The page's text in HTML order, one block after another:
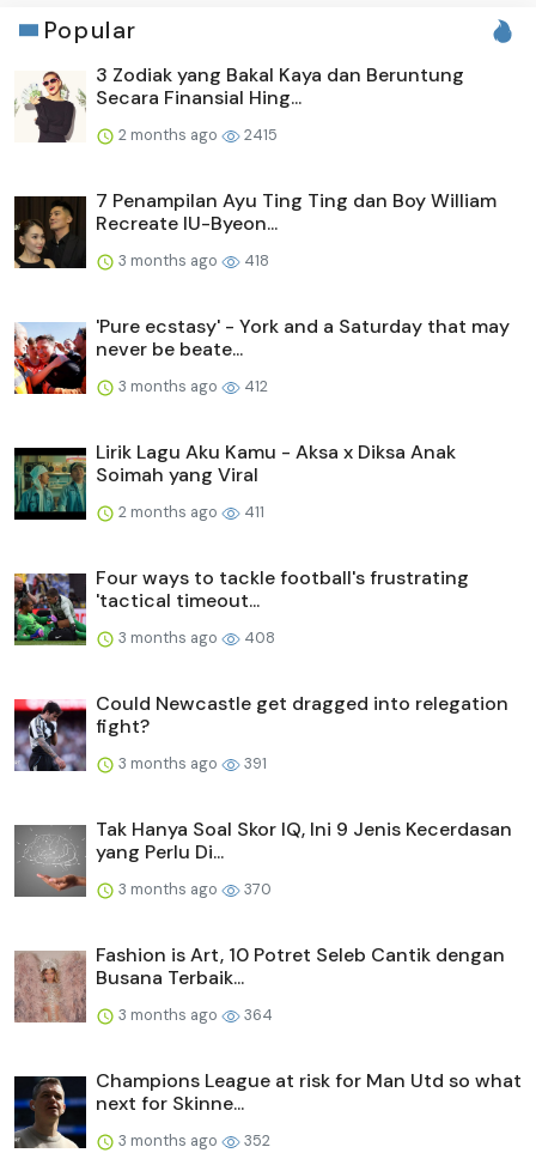
Popular
3 Zodiak yang Bakal Kaya dan Beruntung
Secara Finansial Hing...
2 months ago 2415
7 Penampilan Ayu Ting Ting dan Boy William
Recreate IU-Byeon...
3 months ago 418
'Pure ecstasy' - York and a Saturday that may
never be beate...
3 months ago 412
Lirik Lagu Aku Kamu - Aksa x Diksa Anak
Soimah yang Viral
2 months ago 411
Four ways to tackle football's frustrating
'tactical timeout...
3 months ago 408
Could Newcastle get dragged into relegation
fight?
3 months ago 391
Tak Hanya Soal Skor IQ, Ini 9 Jenis Kecerdasan
yang Perlu Di...
3 months ago 370
Fashion is Art, 10 Potret Seleb Cantik dengan
Busana Terbaik...
3 months ago 364
Champions League at risk for Man Utd so what
next for Skinne...
3 months ago 352